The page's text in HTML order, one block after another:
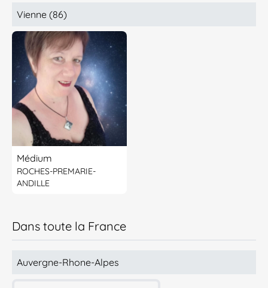
Vienne (86)
Médium
ROCHES-PREMARIE-
ANDILLE
Dans toute la France
Auvergne-Rhone-Alpes